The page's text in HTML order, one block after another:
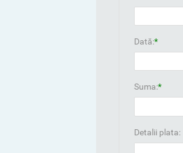
Dată:*
Suma:*
Detalii plata: